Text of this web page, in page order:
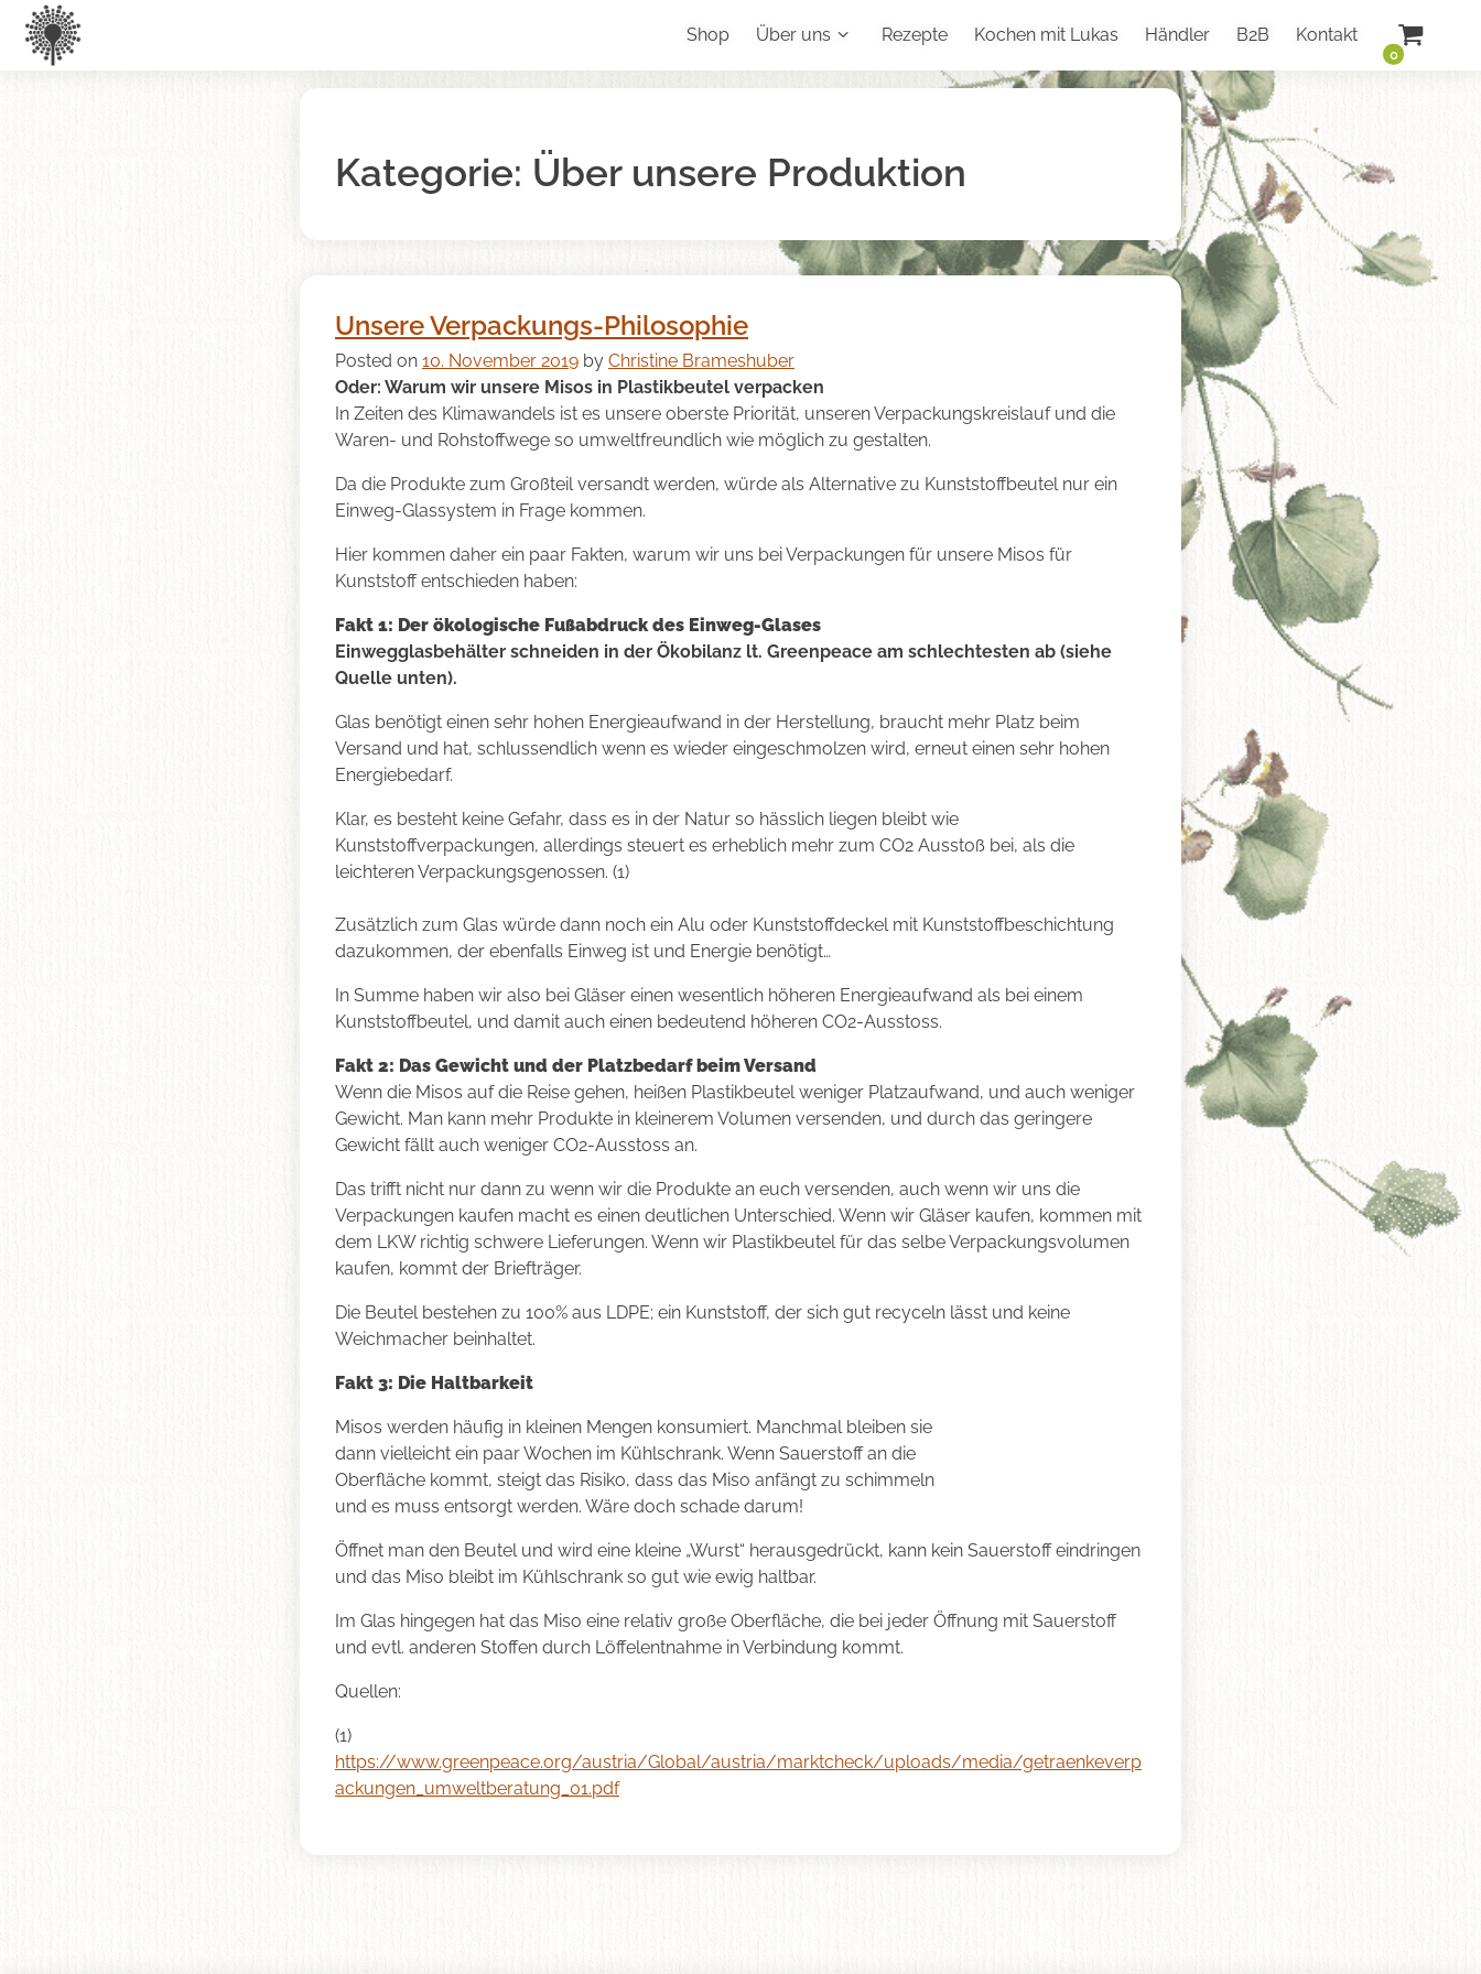
Shop Über uns Rezepte Kochen mit Lukas Händler B2B Kontakt
0
Kategorie: Über unsere Produktion
Unsere Verpackungs-Philosophie
Posted on 10. November 2019 by Christine Brameshuber
Oder: Warum wir unsere Misos in Plastikbeutel verpacken
In Zeiten des Klimawandels ist es unsere oberste Priorität, unseren Verpackungskreislauf und die
Waren- und Rohstoffwege so umweltfreundlich wie möglich zu gestalten.
Da die Produkte zum Großteil versandt werden, würde als Alternative zu Kunststoffbeutel nur ein
Einweg-Glassystem in Frage kommen.
Hier kommen daher ein paar Fakten, warum wir uns bei Verpackungen für unsere Misos für
Kunststoff entschieden haben:
Fakt 1: Der ökologische Fußabdruck des Einweg-Glases
Einwegglasbehälter schneiden in der Ökobilanz lt. Greenpeace am schlechtesten ab (siehe
Quelle unten).
Glas benötigt einen sehr hohen Energieaufwand in der Herstellung, braucht mehr Platz beim
Versand und hat, schlussendlich wenn es wieder eingeschmolzen wird, erneut einen sehr hohen
Energiebedarf.
Klar, es besteht keine Gefahr, dass es in der Natur so hässlich liegen bleibt wie
Kunststoffverpackungen, allerdings steuert es erheblich mehr zum CO2 Ausstoß bei, als die
leichteren Verpackungsgenossen. (1)
Zusätzlich zum Glas würde dann noch ein Alu oder Kunststoffdeckel mit Kunststoffbeschichtung
dazukommen, der ebenfalls Einweg ist und Energie benötigt…
In Summe haben wir also bei Gläser einen wesentlich höheren Energieaufwand als bei einem
Kunststoffbeutel, und damit auch einen bedeutend höheren CO2-Ausstoss.
Fakt 2: Das Gewicht und der Platzbedarf beim Versand
Wenn die Misos auf die Reise gehen, heißen Plastikbeutel weniger Platzaufwand, und auch weniger
Gewicht. Man kann mehr Produkte in kleinerem Volumen versenden, und durch das geringere
Gewicht fällt auch weniger CO2-Ausstoss an.
Das trifft nicht nur dann zu wenn wir die Produkte an euch versenden, auch wenn wir uns die
Verpackungen kaufen macht es einen deutlichen Unterschied. Wenn wir Gläser kaufen, kommen mit
dem LKW richtig schwere Lieferungen. Wenn wir Plastikbeutel für das selbe Verpackungsvolumen
kaufen, kommt der Briefträger.
Die Beutel bestehen zu 100% aus LDPE; ein Kunststoff, der sich gut recyceln lässt und keine
Weichmacher beinhaltet.
Fakt 3: Die Haltbarkeit
Misos werden häufig in kleinen Mengen konsumiert. Manchmal bleiben sie
dann vielleicht ein paar Wochen im Kühlschrank. Wenn Sauerstoff an die
Oberfläche kommt, steigt das Risiko, dass das Miso anfängt zu schimmeln
und es muss entsorgt werden. Wäre doch schade darum!
Öffnet man den Beutel und wird eine kleine „Wurst“ herausgedrückt, kann kein Sauerstoff eindringen
und das Miso bleibt im Kühlschrank so gut wie ewig haltbar.
Im Glas hingegen hat das Miso eine relativ große Oberfläche, die bei jeder Öffnung mit Sauerstoff
und evtl. anderen Stoffen durch Löffelentnahme in Verbindung kommt.
Quellen:
(1)
https://www.greenpeace.org/austria/Global/austria/marktcheck/uploads/media/getraenkeverp
ackungen_umweltberatung_01.pdf